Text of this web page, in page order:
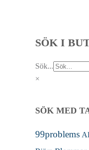
SÖK I
Sök...
×
SÖK MED
99problems